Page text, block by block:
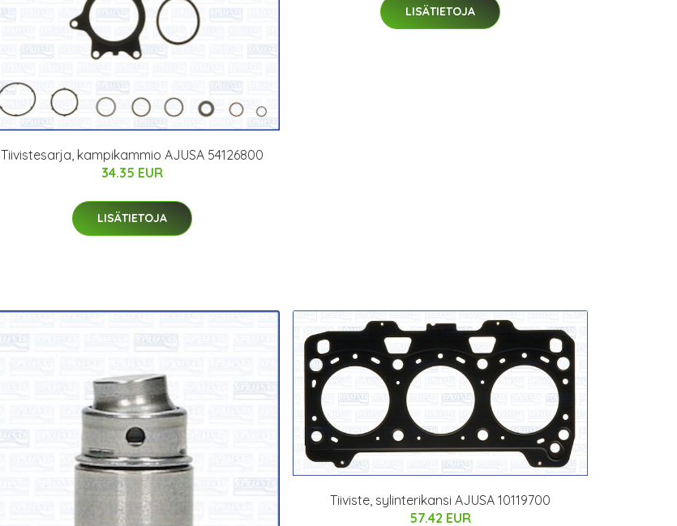
Tiivistesarja, kampikammio AJUSA 54126800
34.35 EUR
LISÄTIETOJA
LISÄTIETOJA
Tiiviste, sylinterikansi AJUSA 10119700
57.42 EUR